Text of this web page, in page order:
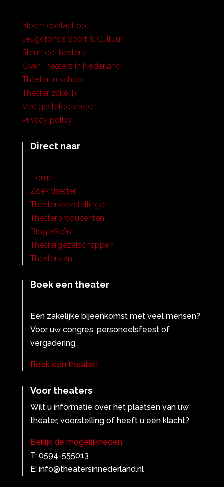
Neem contact op
Jeugdfonds Sport & Cultuur
Steun de theaters
Over Theaters in Nederland
Theater in school
Theater zakelijk
Veelgestelde vragen
Privacy policy
Direct naar
Home
Zoek theater
Theatervoorstellingen
Theaterproducenten
Biografieën
Theatergezelschappen
Theaterkrant
Boek een theater
Een zakelijke bijeenkomst met veel mensen?
Voor uw congres, personeelsfeest of
vergadering.
Boek een theater!
Voor theaters
Wilt u informatie over het plaatsen van uw
theater, voorstelling of heeft u een klacht?
Bekijk de mogelijkheden
T: 0594-555013
E: info@theatersinnederland.nl